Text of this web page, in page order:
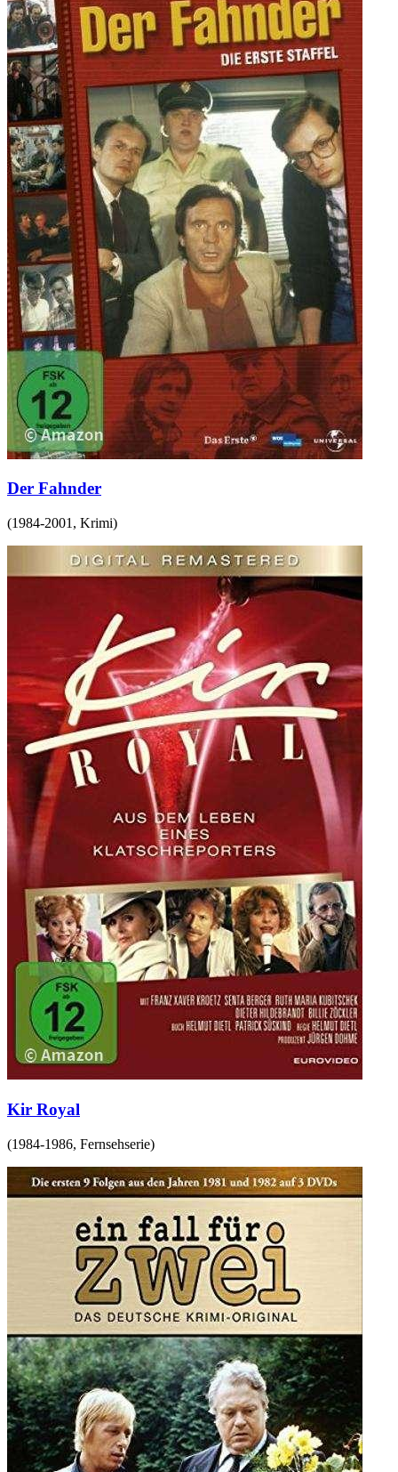
Der Fahnder
(1984-2001 , Krimi)
Kir Royal
(1984-1986, Fernsehserie)